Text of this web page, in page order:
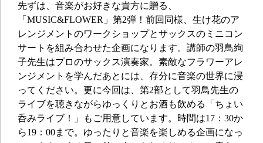
先ずは、音楽がお好きな貴方に贈る、
「MUSIC&FLOWER」第2弾！前回同様、生け花のア
レンジメントのワークショップとサックスのミニコン
サートを組み合わせた企画になります。講師の羽鳥絢
子先生はプロのサックス演奏家。素敵なフラワーアレ
ンジメントを学んだあとには、存分に音楽の世界に浸
ってください。更に今回は、第2部として羽鳥先生の
ライブを聴きながらゆっくりとお酒も飲める「ちょい
呑みライブ！」もご用意しています。時間は17：30か
ら19：00まで。ゆったりと音楽を楽しめる企画になっ